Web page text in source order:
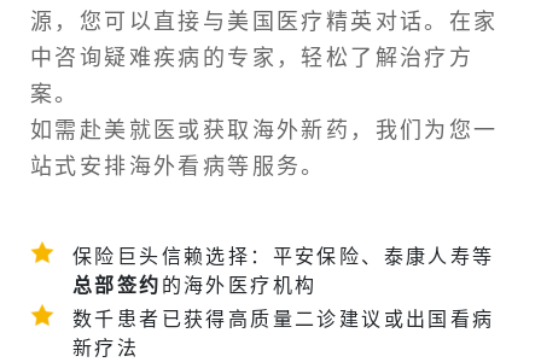
源，您可以直接与美国医疗精英对话。在家
中咨询疑难疾病的专家，轻松了解治疗方
案。
如需 赴美就医或获取海外新药，我们为您一
站式安排海外看病等服务。
保险巨头信赖选择：平安保险、泰康人寿等
总部签约的海外医疗机构
数千患者已获得高质量二诊建议或出国看病
新疗法